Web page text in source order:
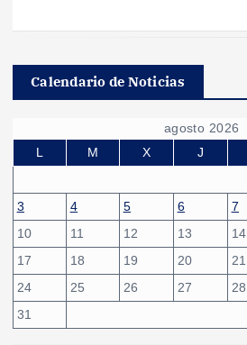
Calendario de Noticias
agosto 2026
L
M X J
3
4 5 6 7
10
11 12 13 14
17
18 19 20 21
24
25 26 27 28
31